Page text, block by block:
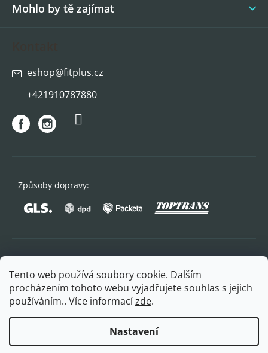
Tento web používá soubory cookie. Dalším
procházením tohoto webu vyjadřujete souhlas s jejich
používáním.. Více informacízde.
Nastavení
Mohlo by tě zajímat
eshop@fitplus.cz
+421910787880
Způsoby dopravy:
Copyright 2026FITPLUS. Všechna práva vyhrazena.